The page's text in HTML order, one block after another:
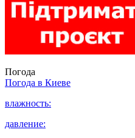
Погода
Погода в Киеве
влажность:
давление: